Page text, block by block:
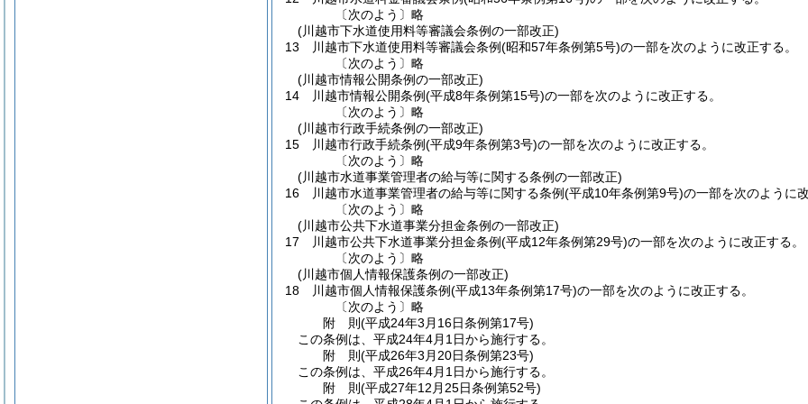
〔次のよう〕略
(川越市下水道使用料等審議会条例の一部改正)
13
川越市下水道使用料等審議会条例(昭和57年条例第5号)の一部を次のように改正する。
〔次のよう〕略
(川越市情報公開条例の一部改正)
14
川越市情報公開条例(平成8年条例第15号)の一部を次のように改正する。
〔次のよう〕略
(川越市行政手続条例の一部改正)
15
川越市行政手続条例(平成9年条例第3号)の一部を次のように改正する。
〔次のよう〕略
(川越市水道事業管理者の給与等に関する条例の一部改正)
16
川越市水道事業管理者の給与等に関する条例(平成10年条例第9号)の一部を次のように改
〔次のよう〕略
(川越市公共下水道事業分担金条例の一部改正)
17
川越市公共下水道事業分担金条例(平成12年条例第29号)の一部を次のように改正する。
〔次のよう〕略
(川越市個人情報保護条例の一部改正)
18
川越市個人情報保護条例(平成13年条例第17号)の一部を次のように改正する。
〔次のよう〕略
附 則(平成24年3月16日条例第17号)
この条例は、平成24年4月1日から施行する。
附 則(平成26年3月20日条例第23号)
この条例は、平成26年4月1日から施行する。
附 則(平成27年12月25日条例第52号)